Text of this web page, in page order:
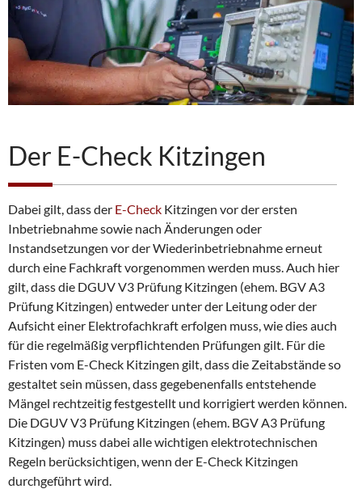
Der E-Check Kitzingen
Dabei gilt, dass der E-Check Kitzingen vor der ersten
Inbetriebnahme sowie nach Änderungen oder
Instandsetzungen vor der Wiederinbetriebnahme erneut
durch eine Fachkraft vorgenommen werden muss. Auch hier
gilt, dass die DGUV V3 Prüfung Kitzingen (ehem. BGV A3
Prüfung Kitzingen) entweder unter der Leitung oder der
Aufsicht einer Elektrofachkraft erfolgen muss, wie dies auch
für die regelmäßig verpflichtenden Prüfungen gilt. Für die
Fristen vom E-Check Kitzingen gilt, dass die Zeitabstände so
gestaltet sein müssen, dass gegebenenfalls entstehende
Mängel rechtzeitig festgestellt und korrigiert werden können.
Die DGUV V3 Prüfung Kitzingen (ehem. BGV A3 Prüfung
Kitzingen) muss dabei alle wichtigen elektrotechnischen
Regeln berücksichtigen, wenn der E-Check Kitzingen
durchgeführt wird.